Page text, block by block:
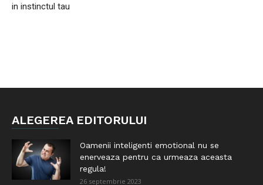
in instinctul tau
ALEGEREA EDITORULUI
Oamenii inteligenti emotional nu se
enerveaza pentru ca urmeaza aceasta
regula!
26 septembrie 2023